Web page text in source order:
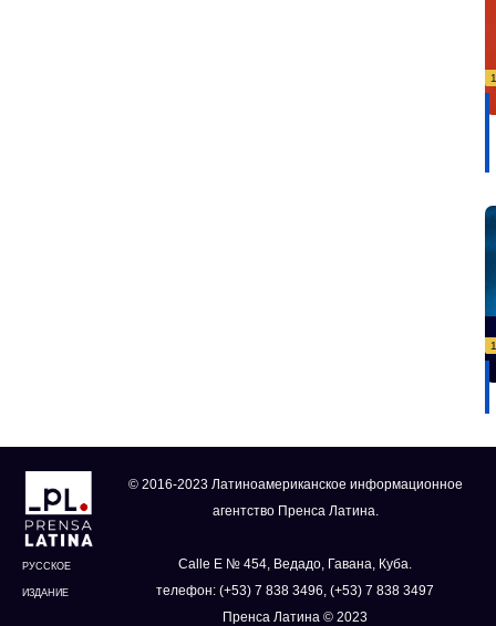
РУССКОЕ
ИЗДАНИЕ
© 2016-2023 Латиноамериканское информационное
агентство Пренса Латина.
Calle E № 454, Ведадо, Гавана, Куба.
телефон: (+53) 7 838 3496, (+53) 7 838 3497
Пренса Латина © 2023